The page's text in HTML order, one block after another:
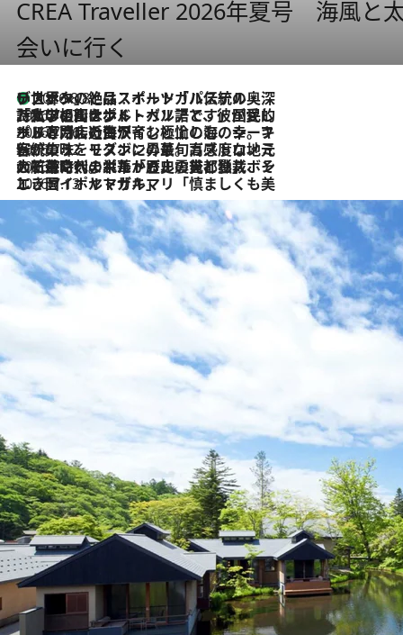
CREA Traveller 2026年夏号 海風と
会いに行く
2026.8.8
リスボンの絶品スイーツ「パステル・デ・ナタ」とは？ポルトガル伝統の奥深い世界へ
2026.7.27
「私の祖国はポルトガル語です」国民的詩人フェルナンド・ペソアと、彼が愛した文学の街を歩く
2026.7.26
ポルトガル近海が育む極上の海の幸。キリリと冷えた白ワインと愉しむ、シーフード専門店の贅沢
2026.7.22
伝統の味をモダンに昇華。高感度な地元客が集う、リスボンの最旬ガストロノミー
2026.7.21
大航海時代の栄華から、震災、独裁、そして革命へ。ポルトガル・首都リスボンの石畳に刻まれた「歴史の光と影」
2026.7.13
エッセイ・ヤマザキマリ「慎ましくも美しき国 ポルトガル」